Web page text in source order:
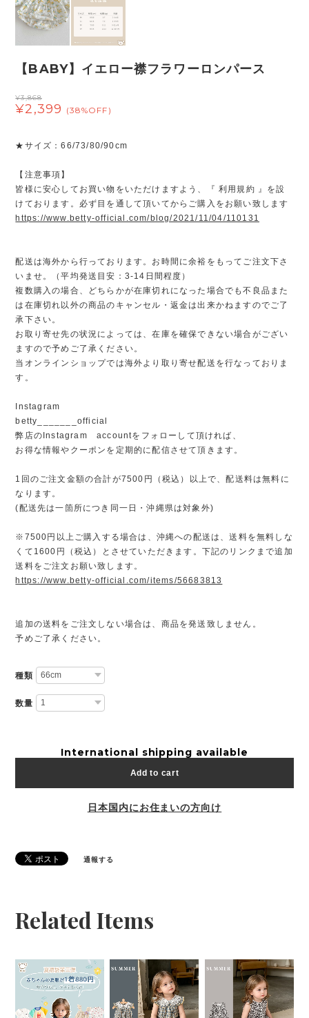
【BABY】イエロー襟フラワーロンパース
¥3,868
¥2,399 (38%OFF)
★サイズ：66/73/80/90cm
【注意事項】
皆様に安心してお買い物をいただけますよう、『 利用規約 』を設
けております。必ず目を通して頂いてからご購入をお願い致します
https://www.betty-official.com/blog/2021/11/04/110131
配送は海外から行っております。お時間に余裕をもってご注文下さ
いませ。（平均発送目安：3-14日間程度）
複数購入の場合、どちらかが在庫切れになった場合でも不良品また
は在庫切れ以外の商品のキャンセル・返金は出来かねますのでご了
承下さい。
お取り寄せ先の状況によっては、在庫を確保できない場合がござい
ますので予めご了承ください。
当オンラインショップでは海外より取り寄せ配送を行なっておりま
す。
Instagram
betty_______official
弊店のInstagram accountをフォローして頂ければ、
お得な情報やクーポンを定期的に配信させて頂きます。
1回のご注文金額の合計が7500円（税込）以上で、配送料は無料に
なります。
(配送先は一箇所につき同一日・沖縄県は対象外)
※7500円以上ご購入する場合は、沖縄への配送は、送料を無料しな
くて1600円（税込）とさせていただきます。下記のリンクまで追加
送料をご注文お願い致します。
https://www.betty-official.com/items/56683813
追加の送料をご注文しない場合は、商品を発送致しません。
予めご了承ください。
種類
数量
International shipping available
Add to cart
日本国内にお住まいの方向け
通報する
Related Items